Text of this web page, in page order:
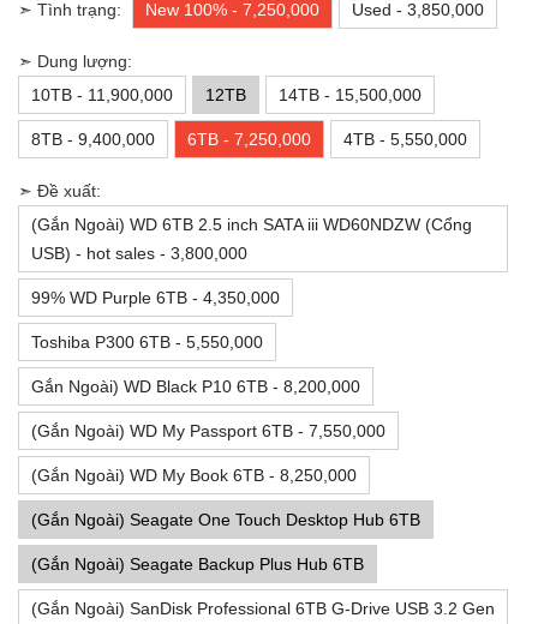
➣ Tình trạng: New 100% - 7,250,000 Used - 3,850,000
➣ Dung lượng:
10TB - 11,900,000
12TB 14TB - 15,500,000
8TB - 9,400,000 6TB - 7,250,000 4TB - 5,550,000
➣ Đề xuất:
(Gắn Ngoài) WD 6TB 2.5 inch SATA iii WD60NDZW (Cổng
USB) - hot sales - 3,800,000
99% WD Purple 6TB - 4,350,000
Toshiba P300 6TB - 5,550,000
Gắn Ngoài) WD Black P10 6TB - 8,200,000
(Gắn Ngoài) WD My Passport 6TB - 7,550,000
(Gắn Ngoài) WD My Book 6TB - 8,250,000
(Gắn Ngoài) Seagate One Touch Desktop Hub 6TB
(Gắn Ngoài) Seagate Backup Plus Hub 6TB
(Gắn Ngoài) SanDisk Professional 6TB G-Drive USB 3.2 Gen